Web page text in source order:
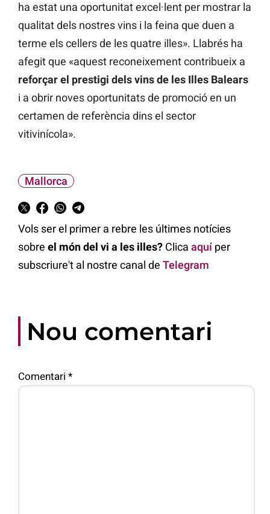
ha estat una oportunitat excel·lent per mostrar la
qualitat dels nostres vins i la feina que duen a
terme els cellers de les quatre illes». Llabrés ha
afegit que «aquest reconeixement contribueix a
reforçar el prestigi dels vins de les Illes Balears
i a obrir noves oportunitats de promoció en un
certamen de referència dins el sector
vitivinícola».
Mallorca
Vols ser el primer a rebre les últimes notícies
sobre el món del vi a les illes? Clica aquíper
subscriure't al nostre canal de Telegram
Nou comentari
Comentari *